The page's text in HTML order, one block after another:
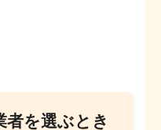
者を選ぶとき